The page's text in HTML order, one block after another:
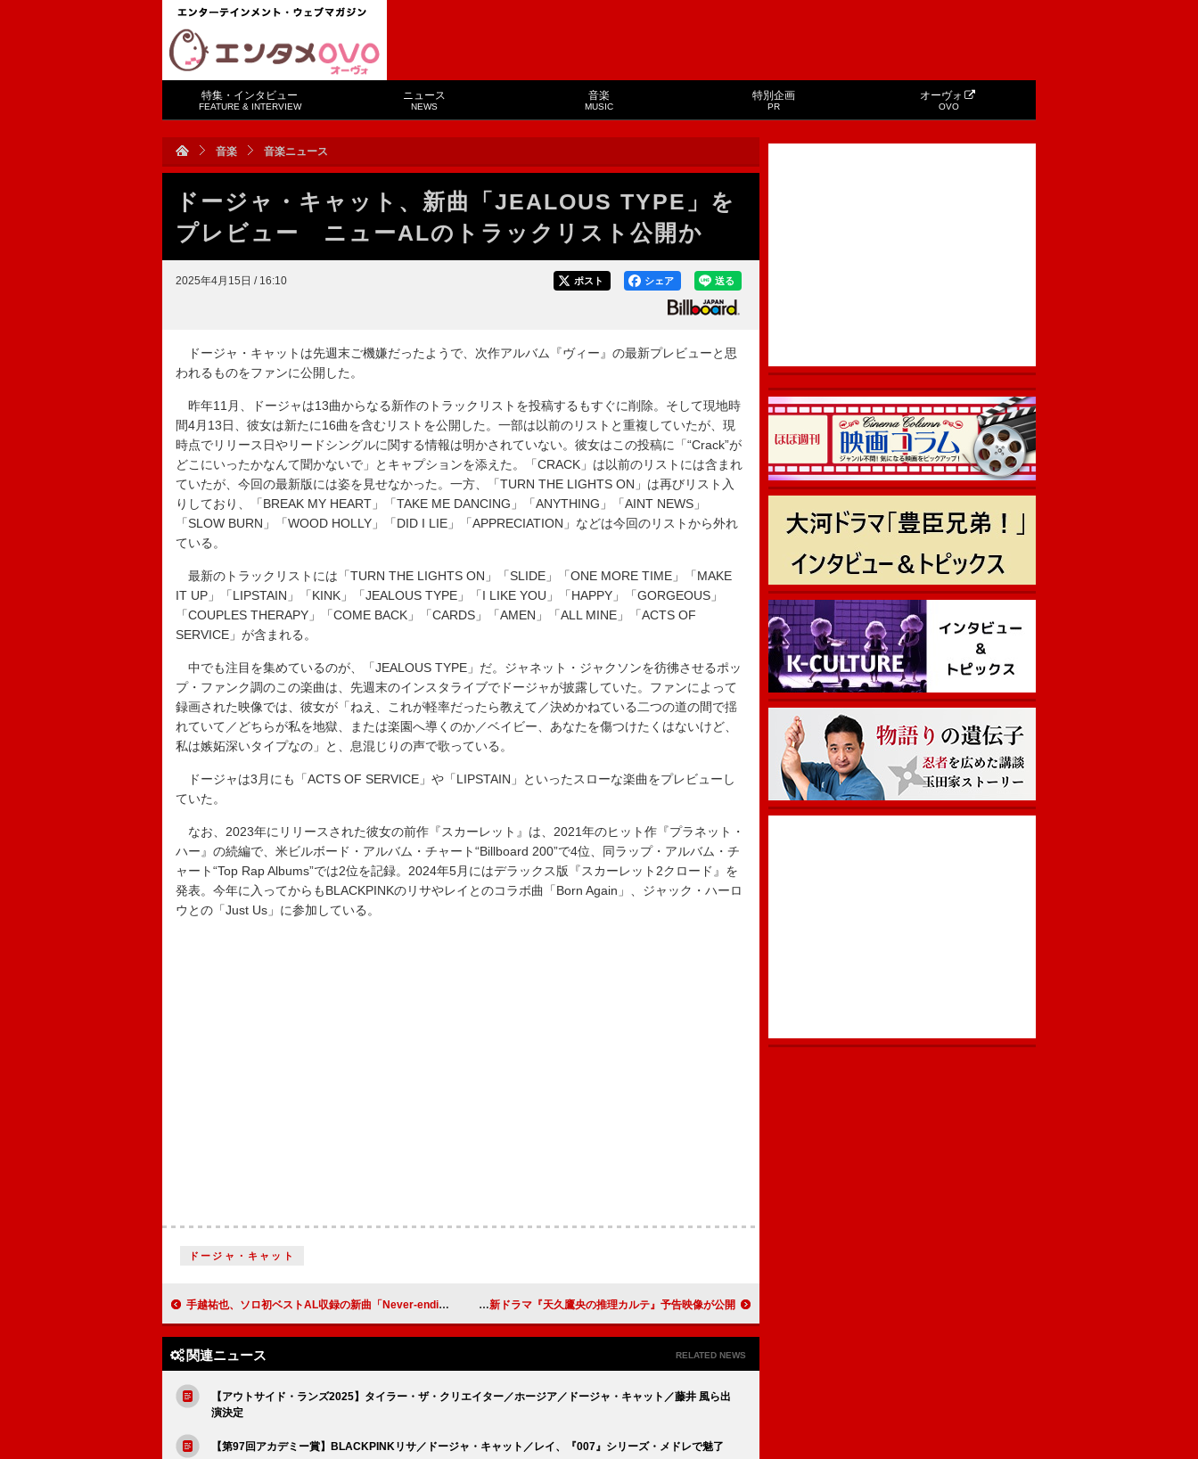
特集・インタビュー
FEATURE & INTERVIEW
ニュース
NEWS
音楽
MUSIC
特別企画
PR
オーヴォ
OVO
音楽 音楽ニュース
ドージャ・キャット、新曲「JEALOUS TYPE」を
プレビュー ニューALのトラックリスト公開か
2025年4月15日 / 16:10 送る
シェア
ポスト
ドージャ・キャットは先週末ご機嫌だったようで、 次作アルバム『ヴィー』の最新プレビューと思
われるものをファンに公開した。
昨年11月、ドージャは13曲からなる新作の トラックリストを投稿するもすぐに削除。そして現地時
間4月13日、彼女は新たに16曲を含むリストを公開した。一部は以前のリストと重複していたが、 現
時点でリリース日やリードシングルに関する情報は明かされていない。彼女はこの投稿に「“Crack”が
どこにいったかなんて聞かないで」とキャプションを添えた。「CRACK」は以前のリストには含まれ
ていたが、今回の最新版には姿を見せなかった。一方、「TURN THE LIGHTS ON」は再びリスト入
りしており、「BREAK MY HEART」「TAKE ME DANCING」「ANYTHING」「AINT NEWS」
「SLOW BURN」「WOOD HOLLY」「DID I LIE」「APPRECIATION」などは今回のリストから外れ
ている。
最新のトラックリストには「TURN THE LIGHTS ON」「SLIDE」「ONE MORE TIME」「MAKE
IT UP」「LIPSTAIN」「KINK」「JEALOUS TYPE」「I LIKE YOU」「HAPPY」「GORGEOUS」
「COUPLES THERAPY」「COME BACK」「CARDS」「AMEN」「ALL MINE」「ACTS OF
SERVICE」が含まれる。
中でも注目を集めているのが、「JEALOUS TYPE」だ。ジャネット・ジャクソンを彷彿させるポッ
プ・ファンク調のこの楽曲は、先週末のインスタライブでドージャが披露していた 。ファンによって
録画された映像では、彼女が「ねえ、
これが軽率だったら教えて／決めかねている二つの道の間で揺
れていて／どちらが私を地獄、または楽園へ導くのか／ベイビー、 あなたを傷つけたくはないけど、
私は嫉妬深いタイプなの」と、息混じりの声で歌っている。
ドージャは3月にも「ACTS OF SERVICE」や「LIPSTAIN」といったスローな楽曲をプレビューし
ていた。
なお、2023年にリリースされた彼女の前作『スカーレット』は、2021年のヒット作『プラネット・
ハー』の続編で、米ビルボード・アルバム・チャート“Billboard 200”で4位、同ラップ・アルバム・チ
ャート“Top Rap Albums”では2位を記録。2024年5月にはデラックス版『スカーレット2クロード』を
発表。今年に入ってからもBLACKPINKのリサやレイとのコラボ曲「Born Again」、ジャック・ハーロ
ウとの「Just Us」に参加している。
ドージャ・キャット
手越祐也、ソロ初ベストAL収録の新曲「Never-ending」先行配信へ Da-iCEの主題歌入り、新ドラマ『天久鷹央の推理カルテ』予告映像が公開
関連ニュース RELATED NEWS
【アウトサイド・ランズ2025】タイラー・ザ・クリエイター／ホージア／ドージャ・キャット／藤井 風ら出
演決定
【第97回アカデミー賞】BLACKPINKリサ／ドージャ・キャット／レイ、『007』シリーズ・メドレで魅了